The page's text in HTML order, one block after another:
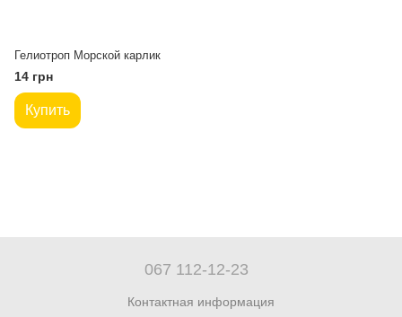
Гелиотроп Морской карлик
14 грн
Купить
067 112-12-23
Контактная информация